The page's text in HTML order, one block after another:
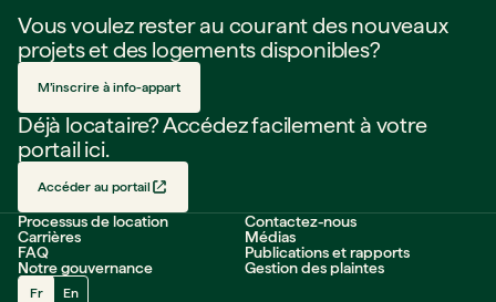
Processus de location
Carrières
FAQ
Notre gouvernance
Contactez-nous
Médias
Publications et rapports
Gestion des plaintes
Fr En
Vous voulez rester au courant des nouveaux
projets et des logements disponibles?
M’inscrire à info-appart
Déjà locataire? Accédez facilement à votre
portail ici.
Accéder au portail